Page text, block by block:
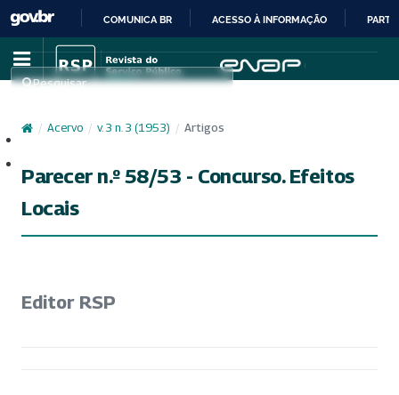
IR
PARA
CONTEÚDO
COMUNICA BR ACESSO À INFORMAÇÃO
Pesquisar
/ Acervo / v. 3 n. 3 (1953) / Artigos
Parecer n.º 58/53 - Concurso. Efeitos
Locais
Editor RSP